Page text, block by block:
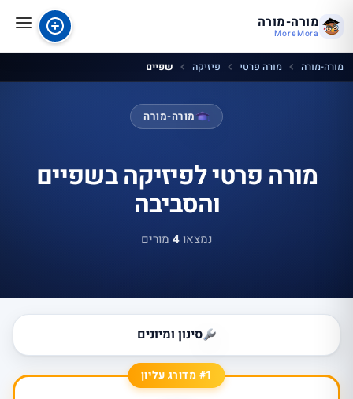
מורה-מורה
MoreMora
מורה-מורה מורה פרטי פיזיקה שפיים
מורה-מורה
מורה פרטי לפיזיקה בשפיים
והסביבה
נמצאו4 מורים
סינון ומיונים
#1 מדורג עליון